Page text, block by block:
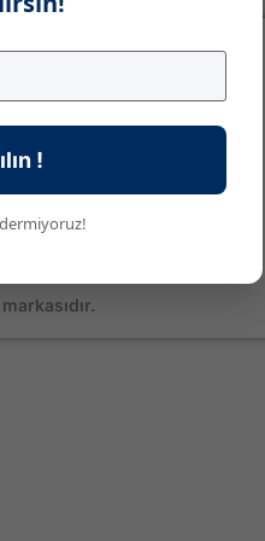
– 18:00
!